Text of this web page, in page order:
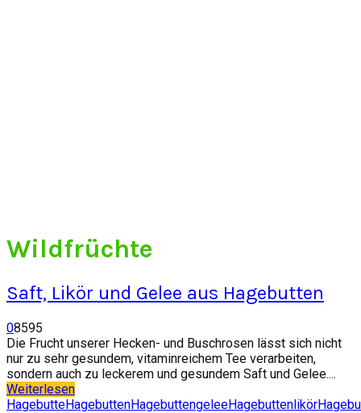
Wildfrüchte
Saft, Likör und Gelee aus Hagebutten
08595
Die Frucht unserer Hecken- und Buschrosen lässt sich nicht
nur zu sehr gesundem, vitaminreichem Tee verarbeiten,
sondern auch zu leckerem und gesundem Saft und Gelee....
Weiterlesen
HagebutteHagebuttenHagebuttengeleeHagebuttenlikör